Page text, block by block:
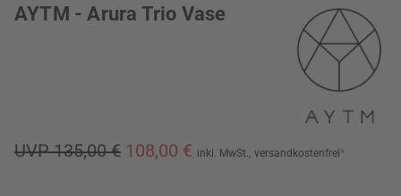
AYTM - Arura Trio Vase
UVP 135,00 € 108,00 € inkl. MwSt., versandkostenfrei*